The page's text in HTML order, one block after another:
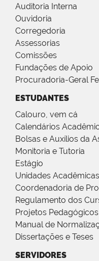
Auditoria Interna
Ouvidoria
Corregedoria
Assessorias
Comissões
Fundações de Apoio
Procuradoria-Geral
ESTUDANTES
Calouro, vem cá
Calendários
Bolsas e Auxílios da
Monitoria e Tutoria
Estágio
Unidades Acadêmicas
Coordenadoria de
Regulamento dos
Projetos
Manual de
Dissertações e Teses
SERVIDORES